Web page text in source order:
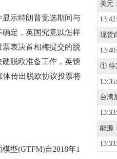
示特朗普竞选期间与
定，英国究竟以怎样
表决首相梅提交的脱
脱欧准备工作，英镑
体传出脱欧协议投票将
型(GTFM)自2018年1